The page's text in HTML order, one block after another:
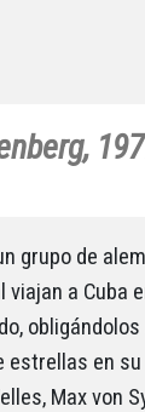
grupo de
a Cuba
estrellas en
Max von